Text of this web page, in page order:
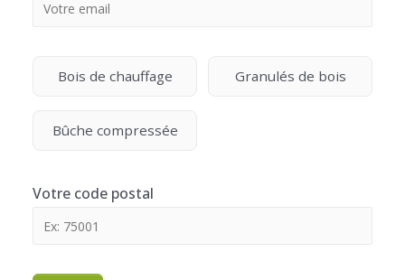
Bois de chauffage Granulés de bois
Bûche compressée
Votre code postal